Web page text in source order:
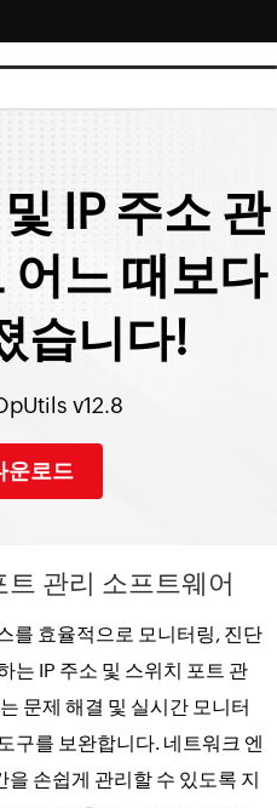
IP 주소 관
어느 때보다
습니다!
v12.8
운로드
트 관리 소프트웨어
를 효율적으로 모니터링, 진단
는 IP 주소 및 스위치 포트 관
문제 해결 및 실시간 모니터
구를 보완합니다. 네트워크 엔
손쉽게 관리할 수 있도록 지